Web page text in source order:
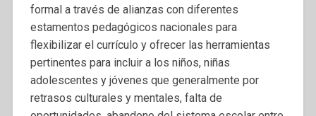
formal a través de alianzas con diferentes
estamentos pedagógicos nacionales para
flexibilizar el currículo y ofrecer las herramientas
pertinentes para incluir a los niños, niñas
adolescentes y jóvenes que generalmente por
retrasos culturales y mentales, falta de